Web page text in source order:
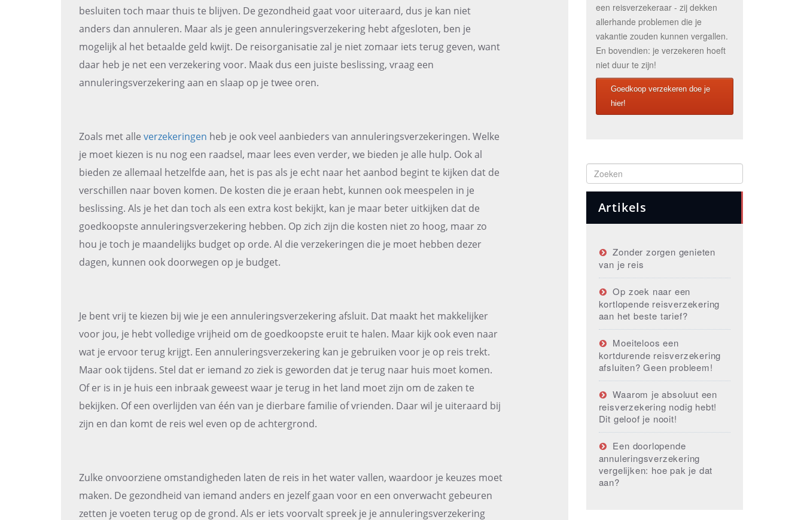
besluiten toch maar thuis te blijven. De gezondheid gaat voor uiteraard, dus je kan niet
anders dan annuleren. Maar als je geen annuleringsverzekering hebt afgesloten, ben je
mogelijk al het betaalde geld kwijt. De reisorganisatie zal je niet zomaar iets terug geven, want
daar heb je net een verzekering voor. Maak dus een juiste beslissing, vraag een
annuleringsverzekering aan en slaap op je twee oren.
Zoals met alle verzekeringen heb je ook veel aanbieders van annuleringsverzekeringen. Welke
je moet kiezen is nu nog een raadsel, maar lees even verder, we bieden je alle hulp. Ook al
bieden ze allemaal hetzelfde aan, het is pas als je echt naar het aanbod begint te kijken dat de
verschillen naar boven komen. De kosten die je eraan hebt, kunnen ook meespelen in je
beslissing. Als je het dan toch als een extra kost bekijkt, kan je maar beter uitkijken dat de
goedkoopste annuleringsverzekering hebben. Op zich zijn die kosten niet zo hoog, maar zo
hou je toch je maandelijks budget op orde. Al die verzekeringen die je moet hebben dezer
dagen, kunnen ook doorwegen op je budget.
Je bent vrij te kiezen bij wie je een annuleringsverzekering afsluit. Dat maakt het makkelijker
voor jou, je hebt volledige vrijheid om de goedkoopste eruit te halen. Maar kijk ook even naar
wat je ervoor terug krijgt. Een annuleringsverzekering kan je gebruiken voor je op reis trekt.
Maar ook tijdens. Stel dat er iemand zo ziek is geworden dat je terug naar huis moet komen.
Of er is in je huis een inbraak geweest waar je terug in het land moet zijn om de zaken te
bekijken. Of een overlijden van één van je dierbare familie of vrienden. Daar wil je uiteraard bij
zijn en dan komt de reis wel even op de achtergrond.
Zulke onvoorziene omstandigheden laten de reis in het water vallen, waardoor je keuzes moet
maken. De gezondheid van iemand anders en jezelf gaan voor en een onverwacht gebeuren
zetten je voeten terug op de grond. Als er iets voorvalt spreek je je annuleringsverzekering
een reisverzekeraar - zij dekken
allerhande problemen die je
vakantie zouden kunnen vergallen.
En bovendien: je verzekeren hoeft
niet duur te zijn!
Goedkoop verzekeren doe je
hier!
Artikels
Zonder zorgen genieten
van je reis
Op zoek naar een
kortlopende reisverzekering
aan het beste tarief?
Moeiteloos een
kortdurende reisverzekering
afsluiten? Geen probleem!
Waarom je absoluut een
reisverzekering nodig hebt!
Dit geloof je nooit!
Een doorlopende
annuleringsverzekering
vergelijken: hoe pak je dat
aan?